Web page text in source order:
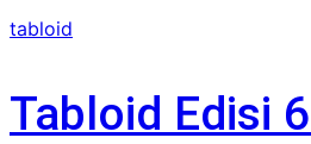
tabloid
Tabloid Edisi